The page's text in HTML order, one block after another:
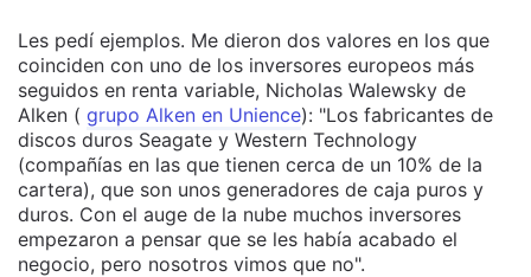
Les pedí ejemplos. Me dieron dos valores en los que
coinciden con uno de los inversores europeos más
seguidos en renta variable, Nicholas Walewsky de
Alken ( grupo Alken en Unience): "Los fabricantes de
discos duros Seagate y Western Technology
(compañías en las que tienen cerca de un 10% de la
cartera), que son unos generadores de caja puros y
duros. Con el auge de la nube muchos inversores
empezaron a pensar que se les había acabado el
negocio, pero nosotros vimos que no".